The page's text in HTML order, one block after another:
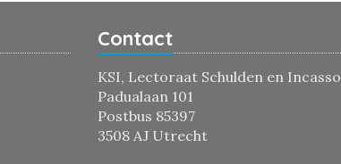
Contact
KSI, Lectoraat Schulden en Incasso
Padualaan 101
Postbus 85397
3508 AJ Utrecht